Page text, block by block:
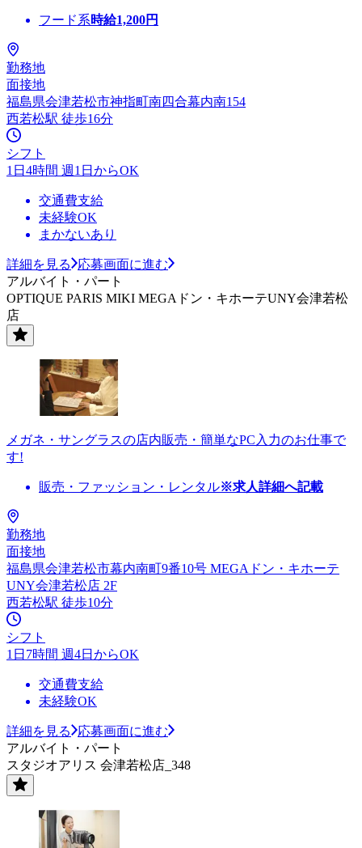
フード系時給1,200円
勤務地
面接地
福島県会津若松市神指町南四合幕内南154
西若松駅 徒歩16分
シフト
1日4時間 週1日からOK
交通費支給
未経験OK
まかないあり
詳細を見る
応募画面に進む
アルバイト・パート
OPTIQUE PARIS MIKI MEGAドン・キホーテUNY会津若松
店
メガネ・サングラスの店内販売・簡単なPC入力のお仕事で
す!
販売・ファッション・レンタル※求人詳細へ記載
勤務地
面接地
福島県会津若松市幕内南町9番10号 MEGAドン・キホーテ
UNY会津若松店 2F
西若松駅 徒歩10分
シフト
1日7時間 週4日からOK
交通費支給
未経験OK
詳細を見る
応募画面に進む
アルバイト・パート
スタジオアリス 会津若松店_348